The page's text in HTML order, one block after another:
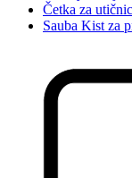
Četka za
Sauba Kist za